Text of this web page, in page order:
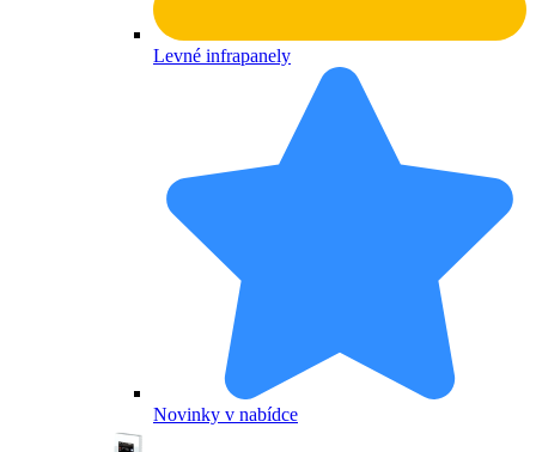
Levné infrapanely
Novinky v nabídce